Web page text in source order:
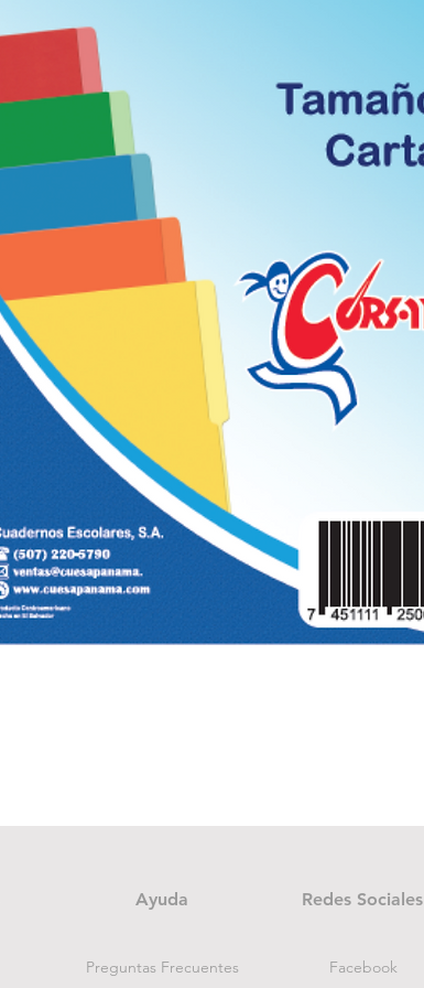
Ayuda Redes Sociales
Preguntas Frecuentes Facebook